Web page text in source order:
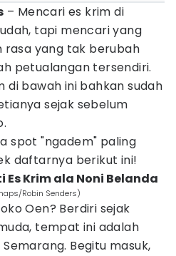
– Mencari es krim di
tapi mencari yang
rasa yang tak berubah
petualangan tersendiri.
di bawah ini bahkan sudah
sejak sebelum
spot "ngadem" paling
daftarnya berikut ini!
Es Krim ala Noni Belanda
Robin Senders)
Oen? Berdiri sejak
tempat ini adalah
Begitu masuk,